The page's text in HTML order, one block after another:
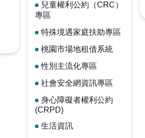
兒童權利公約（CRC）
專區
特殊境遇家庭扶助專區
桃園市場地租借系統
性別主流化專區
社會安全網資訊專區
身心障礙者權利公約
(CRPD)
生活資訊